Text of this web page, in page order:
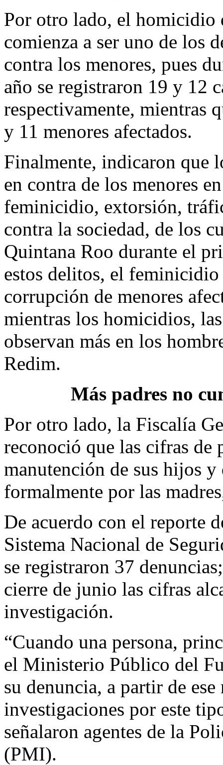
Por otro lado, el homicidio
comienza a ser uno de los
contra los menores, pues
año se registraron 19 y 12
respectivamente, mientras
y 11 menores afectados.
Finalmente, indicaron que
en contra de los menores
feminicidio, extorsión,
contra la sociedad, de los
Quintana Roo durante el
estos delitos, el
corrupción de menores
mientras los homicidios,
observan más en los
Redim.
Más padres no
Por otro lado, la Fiscalía
reconoció que las cifras de
manutención de sus hijos
formalmente por las
De acuerdo con el reporte
Sistema Nacional de
se registraron 37
cierre de junio las cifras
investigación.
“Cuando una persona,
el Ministerio Público del
su denuncia, a partir de
investigaciones por este
señalaron agentes de la
(PMI).